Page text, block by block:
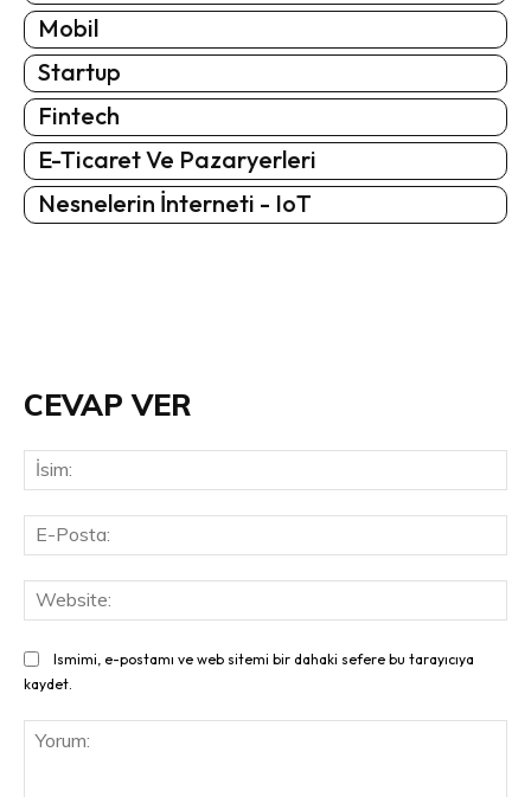
Mobil
Startup
Fintech
E-Ticaret Ve Pazaryerleri
Nesnelerin İnterneti - IoT
CEVAP VER
Ismimi, e-postamı ve web sitemi bir dahaki sefere bu tarayıcıya
kaydet.